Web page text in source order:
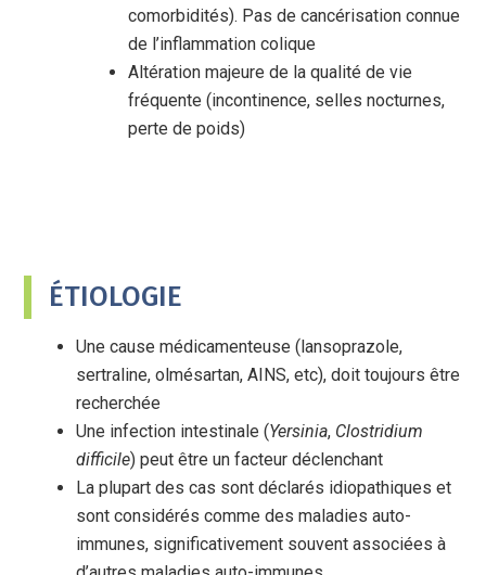
comorbidités). Pas de cancérisation connue
de l’inflammation colique
Altération majeure de la qualité de vie
fréquente (incontinence, selles nocturnes,
perte de poids)
ÉTIOLOGIE
Une cause médicamenteuse (lansoprazole,
sertraline, olmésartan, AINS, etc), doit toujours être
recherchée
Une infection intestinale (Yersinia, Clostridium
difficile) peut être un facteur déclenchant
La plupart des cas sont déclarés idiopathiques et
sont considérés comme des maladies auto-
immunes, significativement souvent associées à